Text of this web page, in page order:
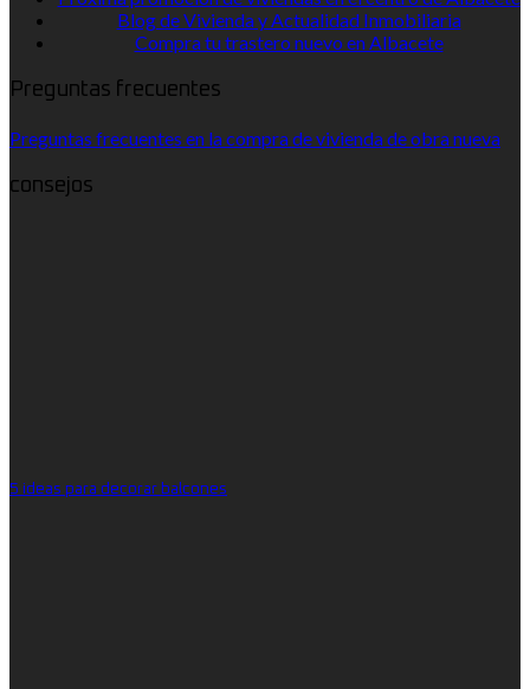
Blog de Vivienda y Actualidad Inmobiliaria
Compra tu trastero nuevo en Albacete
Preguntas frecuentes
Preguntas frecuentes en la compra de vivienda de obra nueva
consejos
5 ideas para decorar balcones